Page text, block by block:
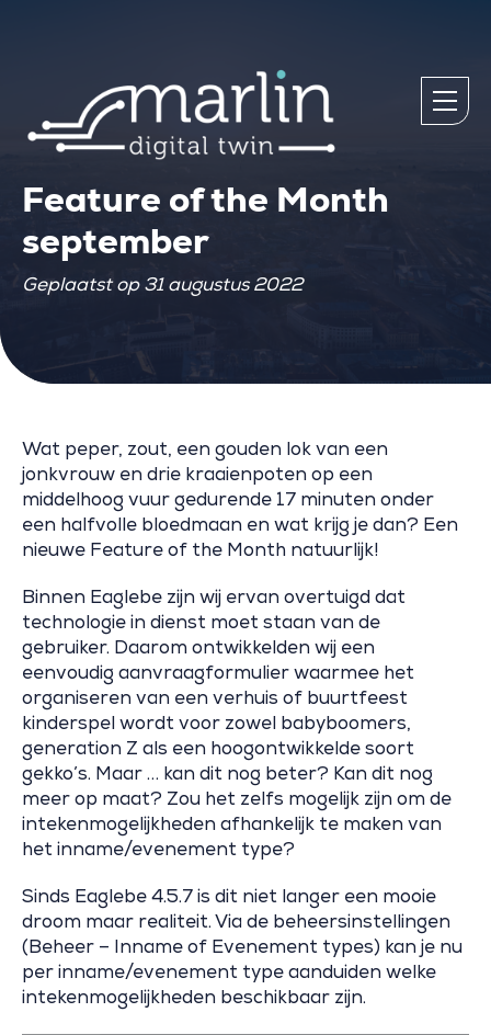
Feature of the Month
september
Geplaatst op 31 augustus 2022
Wat peper, zout, een gouden lok van een
jonkvrouw en drie kraaienpoten op een
middelhoog vuur gedurende 17 minuten onder
een halfvolle bloedmaan en wat krijg je dan? Een
nieuwe Feature of the Month natuurlijk!
Binnen Eaglebe zijn wij ervan overtuigd dat
technologie in dienst moet staan van de
gebruiker. Daarom ontwikkelden wij een
eenvoudig aanvraagformulier waarmee het
organiseren van een verhuis of buurtfeest
kinderspel wordt voor zowel babyboomers,
generation Z als een hoogontwikkelde soort
gekko’s. Maar … kan dit nog beter? Kan dit nog
meer op maat? Zou het zelfs mogelijk zijn om de
intekenmogelijkheden afhankelijk te maken van
het inname/evenement type?
Sinds Eaglebe 4.5.7 is dit niet langer een mooie
droom maar realiteit. Via de beheersinstellingen
(Beheer – Inname of Evenement types) kan je nu
per inname/evenement type aanduiden welke
intekenmogelijkheden beschikbaar zijn.